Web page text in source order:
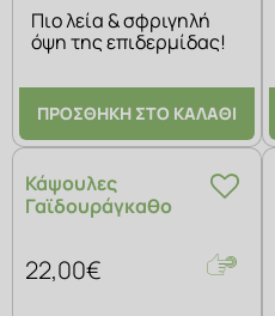
Πιο λεία & σφριγηλή
όψη της επιδερμίδας!
ΠΡΟΣΘΗΚΗ ΣΤΟ ΚΑΛΑΘΙ
Κάψουλες
Γαϊδουράγκαθο
22,00€